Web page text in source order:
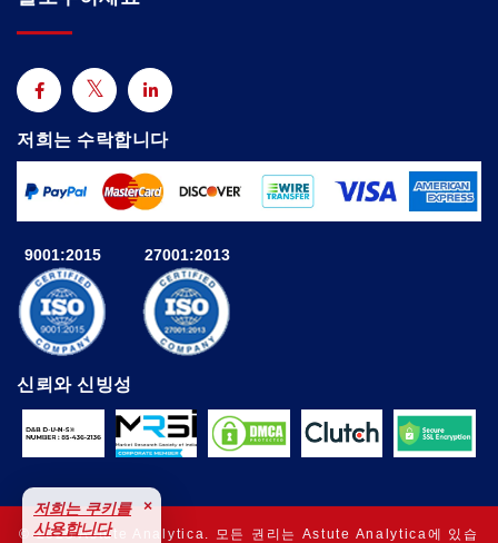
저희는 수락합니다
9001:2015 27001:2013
신뢰와 신빙성
© 2025 Astute Analytica. 모든 권리는 Astute Analytica에 있습
저희는 쿠키를
사용합니다
×